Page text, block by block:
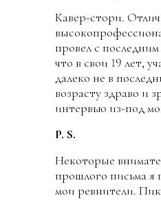
Кавер-стори.
провел с
что в свои 19 лет,
далеко не в
возрасту здраво и
интервью из-под
P. S.
Некоторые
прошлого письма
мои ревнители.